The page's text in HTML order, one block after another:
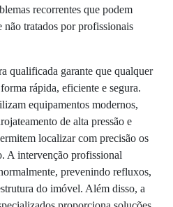
recorrentes que podem
não tratados por profissionais
qualificada garante que qualquer
rápida, eficiente e segura.
equipamentos modernos,
de alta pressão e
localizar com precisão os
A intervenção profissional
prevenindo refluxos,
do imóvel. Além disso, a